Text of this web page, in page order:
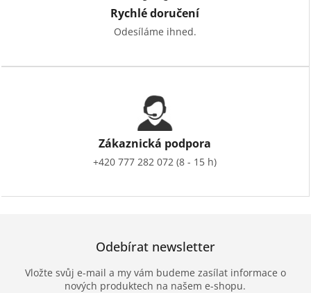
Rychlé doručení
Odesíláme ihned.
Zákaznická podpora
+420 777 282 072 (8 - 15 h)
Odebírat newsletter
Vložte svůj e-mail a my vám budeme zasílat informace o
nových produktech na našem e-shopu.